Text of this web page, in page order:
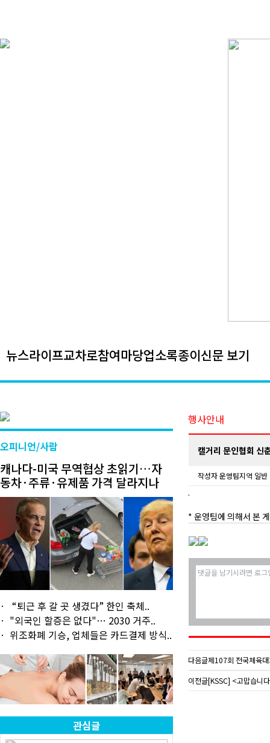
뉴스라이프교차로참여마당업소록종이신문 보기
오피니언/사람
캐나다-미국 무역협상 초읽기…자
동차·주류·유제품 가격 달라지나
“퇴근 후 갈 곳 생겼다” 한인 축체..
"외국인 할증은 없다"… 2030 거주..
위조화폐 기승, 업체들은 카드결제 방식..
관심글
행사안내
캘거리 문인협회 신
작성자운영팀지역 일반
.
* 운영팀에 의해서 본
다음글제107회 전국체육
이전글[KSSC] <고맙습니